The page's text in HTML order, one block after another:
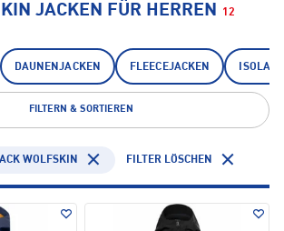
JACKEN FÜR HERREN 12
DAUNENJACKEN FLEECEJACKEN
FILTERN & SORTIEREN
WOLFSKIN FILTER LÖSCHEN